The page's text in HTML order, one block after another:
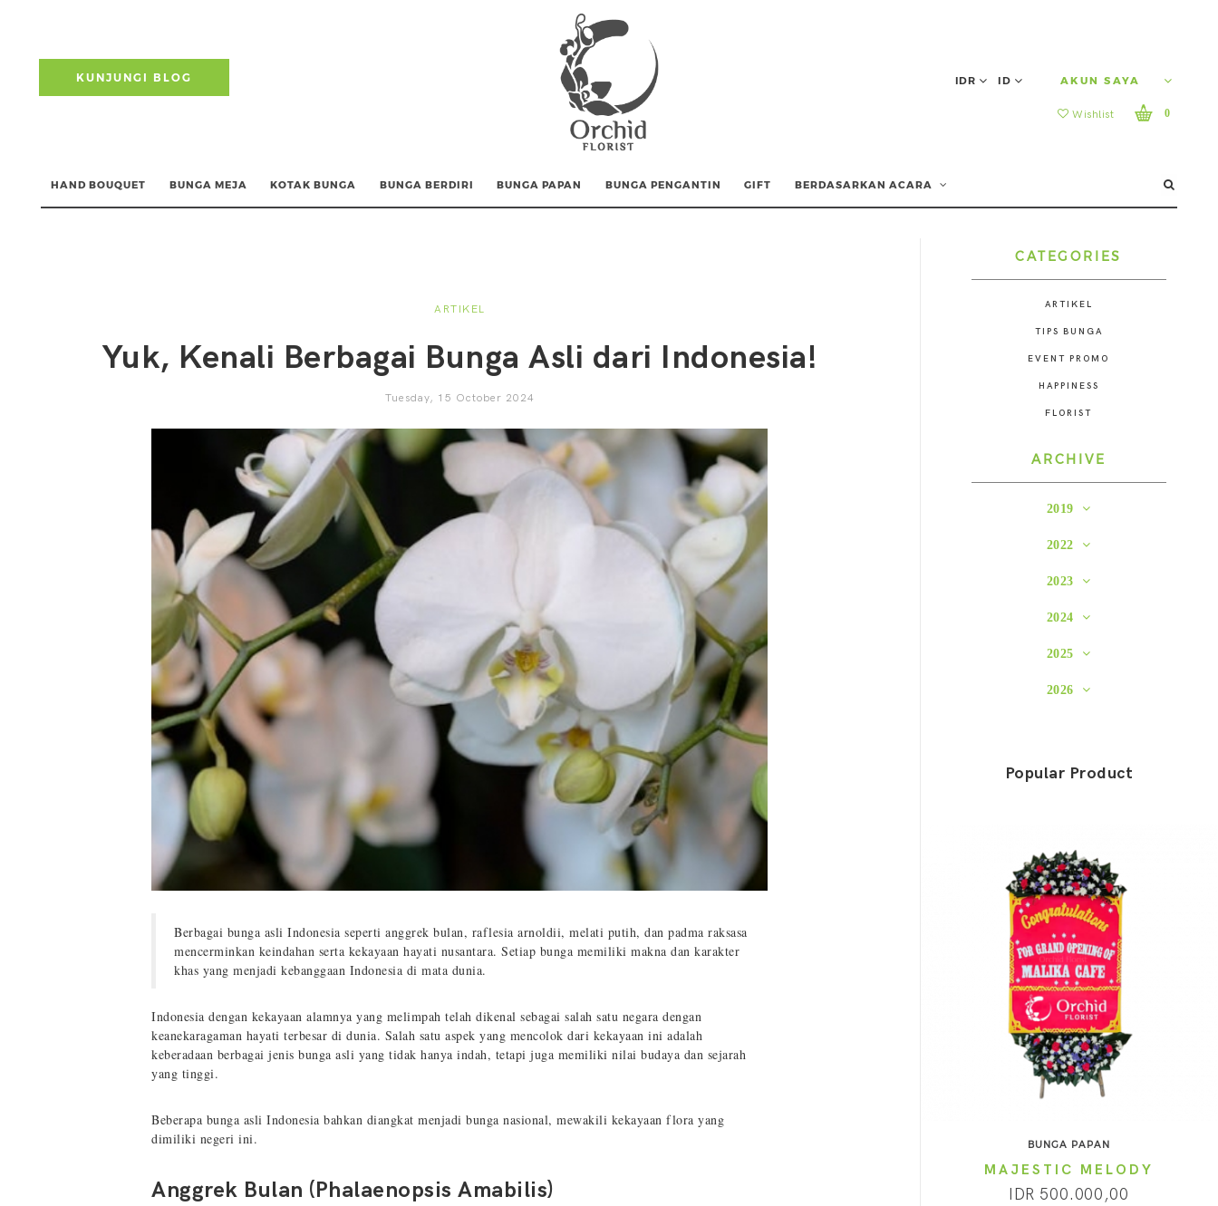
KUNJUNGI BLOG IDR ID AKUN SAYA
Wishlist 0
HAND BOUQUET BUNGA MEJA KOTAK BUNGA BUNGA BERDIRI BUNGA PAPAN BUNGA PENGANTIN GIFT BERDASARKAN ACARA
ARTIKEL
Yuk, Kenali Berbagai Bunga Asli dari Indonesia!
Tuesday, 15 October 2024
Berbagai bunga asli Indonesia seperti anggrek bulan, raflesia arnoldii, melati putih, dan padma raksasa
mencerminkan keindahan serta kekayaan hayati nusantara. Setiap bunga memiliki makna dan karakter
khas yang menjadi kebanggaan Indonesia di mata dunia.
Indonesia dengan kekayaan alamnya yang melimpah telah dikenal sebagai salah satu negara dengan
keanekaragaman hayati terbesar di dunia. Salah satu aspek yang mencolok dari kekayaan ini adalah
keberadaan berbagai jenis bunga asli yang tidak hanya indah, tetapi juga memiliki nilai budaya dan sejarah
yang tinggi.
Beberapa bunga asli Indonesia bahkan diangkat menjadi bunga nasional, mewakili kekayaan flora yang
dimiliki negeri ini.
Anggrek Bulan (Phalaenopsis Amabilis)
CATEGORIES
ARTIKEL
TIPS BUNGA
EVENT PROMO
HAPPINESS
FLORIST
ARCHIVE
2019
2022
2023
2024
2025
2026
Popular Product
BUNGA PAPAN
MAJESTIC MELODY
IDR 500.000,00